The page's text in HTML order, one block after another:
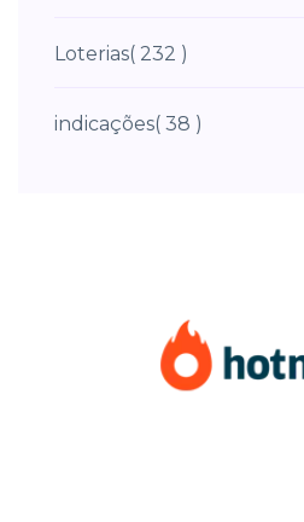
Loterias( 232 )
indicações( 38 )